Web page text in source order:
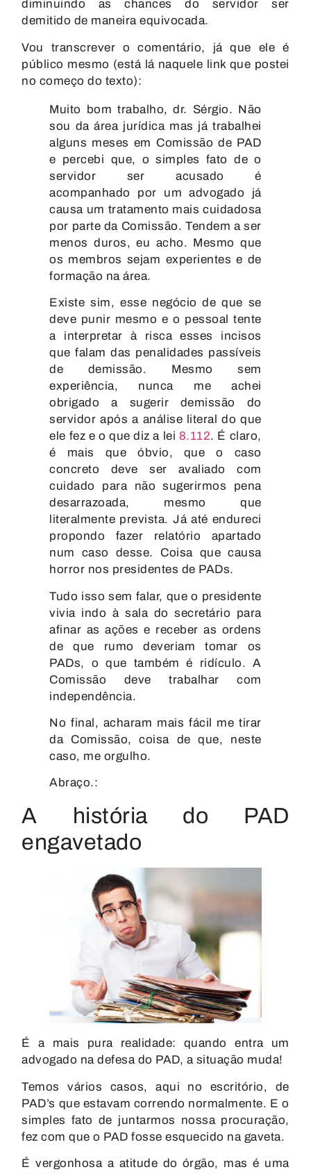
diminuindo as chances do servidor ser
demitido de maneira equivocada.
Vou transcrever o comentário, já que ele é
público mesmo (está lá naquele link que postei
no começo do texto):
Muito bom trabalho, dr. Sérgio. Não
sou da área jurídica mas já trabalhei
alguns meses em Comissão de PAD
e percebi que, o simples fato de o
servidor ser acusado é
acompanhado por um advogado já
causa um tratamento mais cuidadosa
por parte da Comissão. Tendem a ser
menos duros, eu acho. Mesmo que
os membros sejam experientes e de
formação na área.
Existe sim, esse negócio de que se
deve punir mesmo e o pessoal tente
a interpretar à risca esses incisos
que falam das penalidades passíveis
de demissão. Mesmo sem
experiência, nunca me achei
obrigado a sugerir demissão do
servidor após a análise literal do que
ele fez e o que diz a lei 8.112. É claro,
é mais que óbvio, que o caso
concreto deve ser avaliado com
cuidado para não sugerirmos pena
desarrazoada, mesmo que
literalmente prevista. Já até endureci
propondo fazer relatório apartado
num caso desse. Coisa que causa
horror nos presidentes de PADs.
Tudo isso sem falar, que o presidente
vivia indo à sala do secretário para
afinar as ações e receber as ordens
de que rumo deveriam tomar os
PADs, o que também é ridículo. A
Comissão deve trabalhar com
independência.
No final, acharam mais fácil me tirar
da Comissão, coisa de que, neste
caso, me orgulho.
Abraço.:
A história do PAD
engavetado
É a mais pura realidade: quando entra um
advogado na defesa do PAD, a situação muda!
Temos vários casos, aqui no escritório, de
PAD’s que estavam correndo normalmente. E o
simples fato de juntarmos nossa procuração,
fez com que o PAD fosse esquecido na gaveta.
É vergonhosa a atitude do órgão, mas é uma